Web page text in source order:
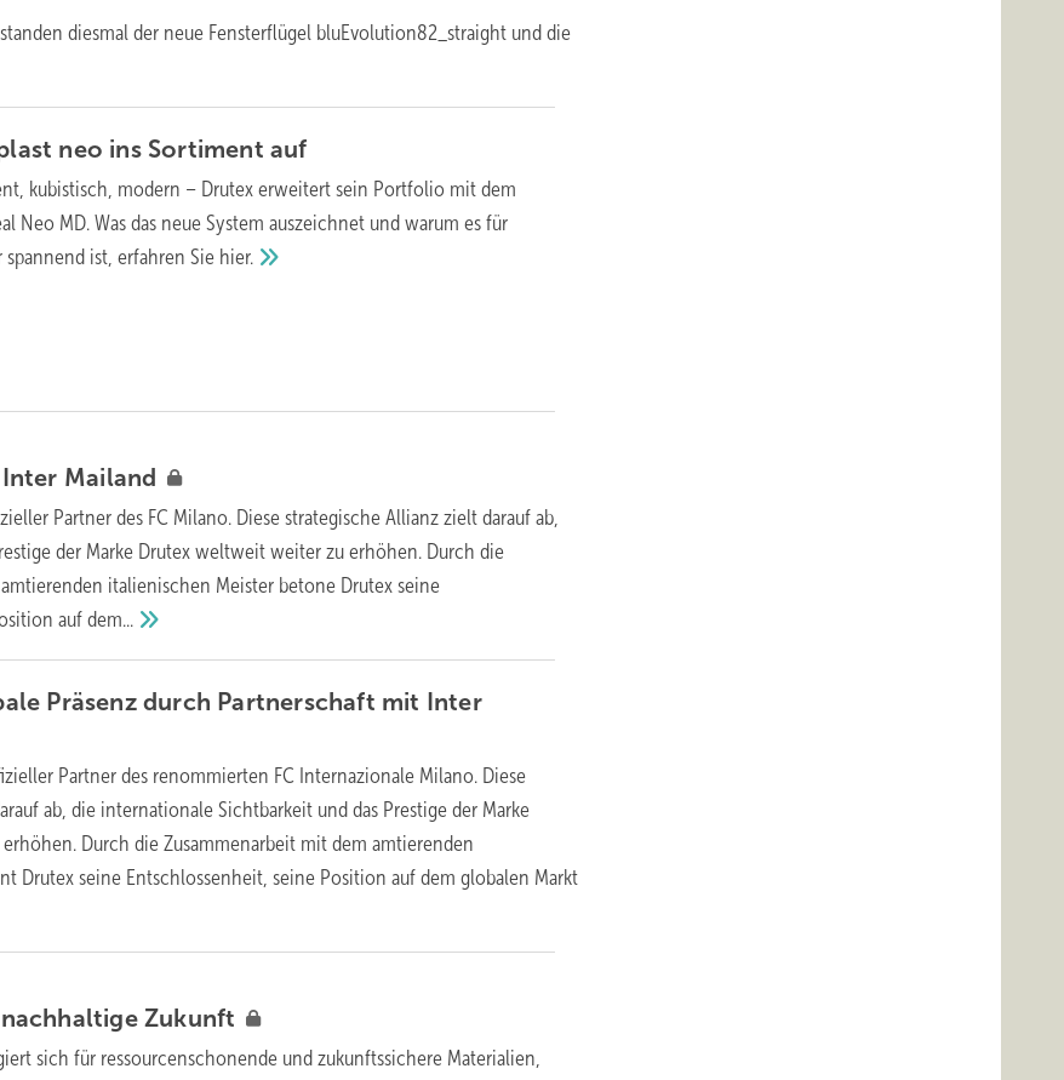
diesmal der neue Fensterflügel bluEvolution82_straight und die
neo ins Sortimentauf
kubistisch, modern – Drutex erweitert sein Portfolio mit dem
Neo MD. Was das neue System auszeichnet und warum es für
ist, erfahren Sie hier.
Inter Mailand
Partner des FC Milano. Diese strategische Allianz zielt darauf ab,
der Marke Drutex weltweit weiter zu erhöhen. Durch die
italienischen Meister betone Drutex seine
aufdem...
Präsenz durch Partnerschaft mit Inter
Partner des renommierten FC Internazionale Milano. Diese
ab, die internationale Sichtbarkeit und das Prestige der Marke
Durch die Zusammenarbeit mit dem amtierenden
Drutex seine Entschlossenheit, seine Position auf dem globalen Markt
nachhaltigeZukunft
sich für ressourcenschonende und zukunftssichere Materialien,